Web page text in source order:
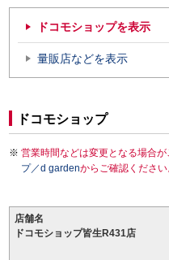
ドコモショップを表示
量販店などを表示
ドコモショップ
営業時間などは変更となる場合
プ／d gardenからご確認ください
店舗名
ドコモショップ皆生R431店